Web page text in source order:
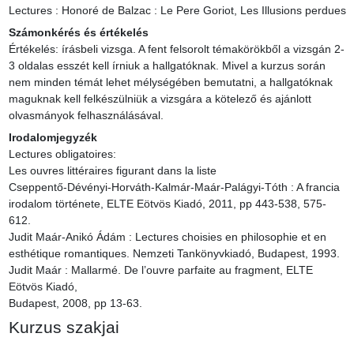
Lectures : Honoré de Balzac : Le Pere Goriot, Les Illusions perdues
Számonkérés és értékelés
Értékelés: írásbeli vizsga. A fent felsorolt témakörökből a vizsgán 2-
3 oldalas esszét kell írniuk a hallgatóknak. Mivel a kurzus során
nem minden témát lehet mélységében bemutatni, a hallgatóknak
maguknak kell felkészülniük a vizsgára a kötelező és ajánlott
olvasmányok felhasználásával.
Irodalomjegyzék
Lectures obligatoires:
Les ouvres littéraires figurant dans la liste
Cseppentő-Dévényi-Horváth-Kalmár-Maár-Palágyi-Tóth : A francia
irodalom története, ELTE Eötvös Kiadó, 2011, pp 443-538, 575-
612.
Judit Maár-Anikó Ádám : Lectures choisies en philosophie et en
esthétique romantiques. Nemzeti Tankönyvkiadó, Budapest, 1993.
Judit Maár : Mallarmé. De l’ouvre parfaite au fragment, ELTE
Eötvös Kiadó,
Budapest, 2008, pp 13-63.
Kurzus szakjai